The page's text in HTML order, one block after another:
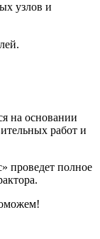
узлов и
на основании
работ и
проведет полное